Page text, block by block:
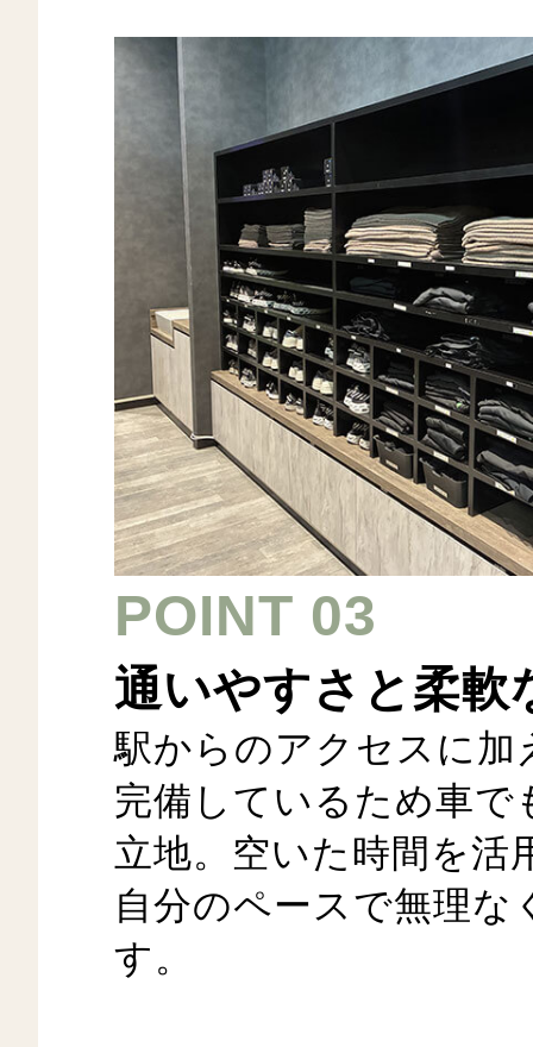
POINT 03
通いやすさと柔軟
駅からのアクセスに加
完備しているため車で
立地。空いた時間を活
自分のペースで無理な
す。